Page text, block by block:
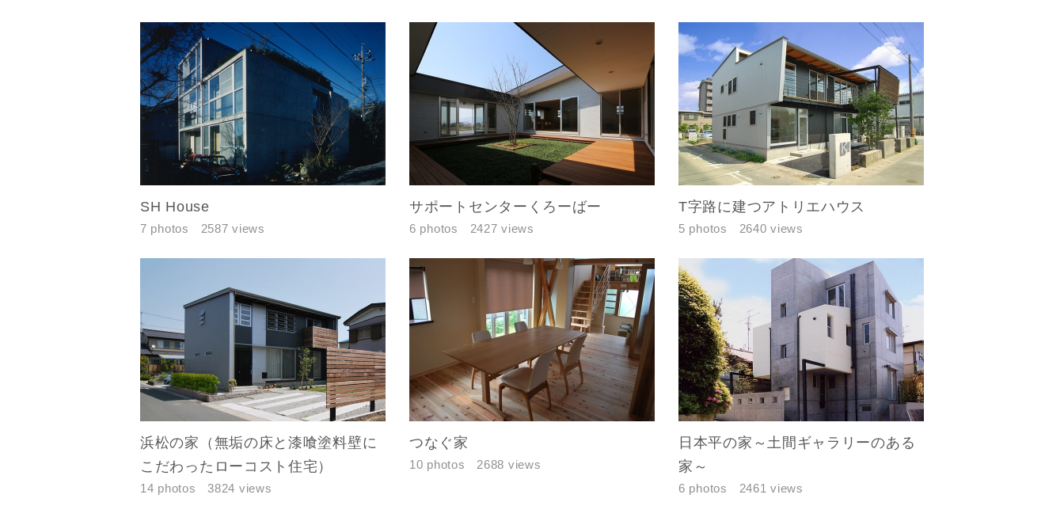
SH House
7 photos 2587 views
サポートセンターくろーばー
6 photos 2427 views
T字路に建つアトリエハウス
5 photos 2640 views
浜松の家（無垢の床と漆喰塗料壁に
こだわったローコスト住宅）
14 photos 3824 views
つなぐ家
10 photos 2688 views
日本平の家～土間ギャラリーのある
家～
6 photos 2461 views